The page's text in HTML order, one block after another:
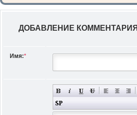
ДОБАВЛЕНИЕ КОММЕНТАРИЯ
Имя:*